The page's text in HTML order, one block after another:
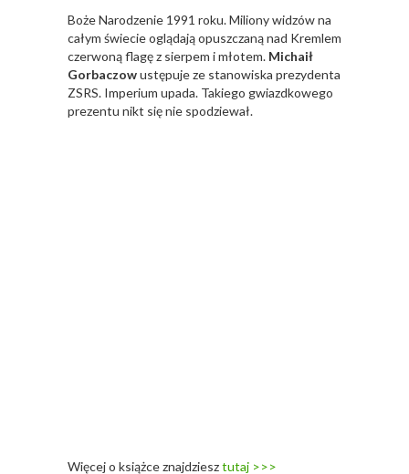
Boże Narodzenie 1991 roku. Miliony widzów na
całym świecie oglądają opuszczaną nad Kremlem
czerwoną flagę z sierpem i młotem. Michaił
Gorbaczowustępuje ze stanowiska prezydenta
ZSRS. Imperium upada. Takiego gwiazdkowego
prezentu nikt się nie spodziewał.
Więcej o książce znajdziesztutaj >>>